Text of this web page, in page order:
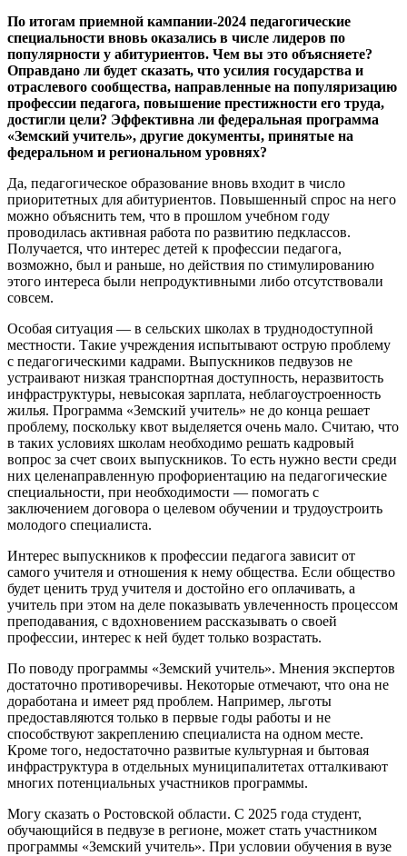
По итогам приемной кампании-2024 педагогические
специальности вновь оказались в числе лидеров по
популярности у абитуриентов. Чем вы это объясняете?
Оправдано ли будет сказать, что усилия государства и
отраслевого сообщества, направленные на популяризацию
профессии педагога, повышение престижности его труда,
достигли цели? Эффективна ли федеральная программа
«Земский учитель», другие документы, принятые на
федеральном и региональном уровнях?
Да, педагогическое образование вновь входит в число
приоритетных для абитуриентов. Повышенный спрос на него
можно объяснить тем, что в прошлом учебном году
проводилась активная работа по развитию педклассов.
Получается, что интерес детей к профессии педагога,
возможно, был и раньше, но действия по стимулированию
этого интереса были непродуктивными либо отсутствовали
совсем.
Особая ситуация — в сельских школах в труднодоступной
местности. Такие учреждения испытывают острую проблему
с педагогическими кадрами. Выпускников педвузов не
устраивают низкая транспортная доступность, неразвитость
инфраструктуры, невысокая зарплата, неблагоустроенность
жилья. Программа «Земский учитель» не до конца решает
проблему, поскольку квот выделяется очень мало. Считаю, что
в таких условиях школам необходимо решать кадровый
вопрос за счет своих выпускников. То есть нужно вести среди
них целенаправленную профориентацию на педагогические
специальности, при необходимости — помогать с
заключением договора о целевом обучении и трудоустроить
молодого специалиста.
Интерес выпускников к профессии педагога зависит от
самого учителя и отношения к нему общества. Если общество
будет ценить труд учителя и достойно его оплачивать, а
учитель при этом на деле показывать увлеченность процессом
преподавания, с вдохновением рассказывать о своей
профессии, интерес к ней будет только возрастать.
По поводу программы «Земский учитель». Мнения экспертов
достаточно противоречивы. Некоторые отмечают, что она не
доработана и имеет ряд проблем. Например, льготы
предоставляются только в первые годы работы и не
способствуют закреплению специалиста на одном месте.
Кроме того, недостаточно развитые культурная и бытовая
инфраструктура в отдельных муниципалитетах отталкивают
многих потенциальных участников программы.
Могу сказать о Ростовской области. С 2025 года студент,
обучающийся в педвузе в регионе, может стать участником
программы «Земский учитель». При условии обучения в вузе